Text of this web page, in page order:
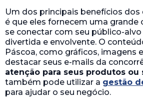
Um dos principais benefícios dos
é que eles fornecem uma
se conectar com seu público-
divertida e envolvente. O
Páscoa, como gráficos, imagens
destacar seus e-mails da
atenção para seus produtos ou
também pode utilizar a gestão
para ajudar o seu negócio.